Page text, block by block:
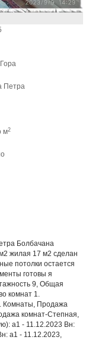
Петра
м2
Болбачана
жилая 17 м2 сделан
потолки остается
готовы я
9, Общая
комнат 1.
Комнаты, Продажа
комнат-Степная,
a1 - 11.12.2023 Вн:
a1 - 11.12.2023,